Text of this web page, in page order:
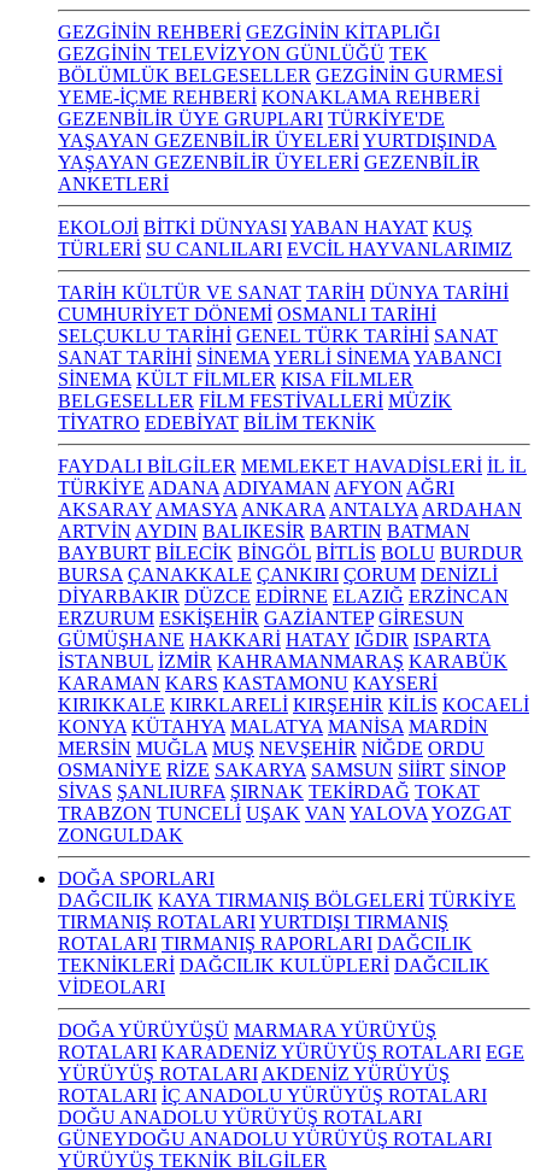
GEZGİNİN REHBERİ GEZGİNİN KİTAPLIĞI
GEZGİNİN TELEVİZYON GÜNLÜĞÜ TEK
BÖLÜMLÜK BELGESELLER GEZGİNİN GURMESİ
YEME-İÇME REHBERİ KONAKLAMA REHBERİ
GEZENBİLİR ÜYE GRUPLARI TÜRKİYE'DE
YAŞAYAN GEZENBİLİR ÜYELERİYURTDIŞINDA
YAŞAYAN GEZENBİLİR ÜYELERİ GEZENBİLİR
ANKETLERİ
EKOLOJİ BİTKİ DÜNYASIYABAN HAYAT KUŞ
TÜRLERİ SU CANLILARI EVCİL HAYVANLARIMIZ
TARİH KÜLTÜR VE SANAT TARİH DÜNYA TARİHİ
CUMHURİYET DÖNEMİ OSMANLI TARİHİ
SELÇUKLU TARİHİ GENEL TÜRK TARİHİ SANAT
SANAT TARİHİ SİNEMA YERLİ SİNEMA YABANCI
SİNEMA KÜLT FİLMLER KISA FİLMLER
BELGESELLER FİLM FESTİVALLERİ MÜZİK
TİYATRO EDEBİYAT BİLİM TEKNİK
FAYDALI BİLGİLER MEMLEKET HAVADİSLERİ İL İL
TÜRKİYE ADANA ADIYAMAN AFYON AĞRI
AKSARAY AMASYA ANKARA ANTALYA ARDAHAN
ARTVİN AYDIN BALIKESİR BARTIN BATMAN
BAYBURT BİLECİK BİNGÖL BİTLİS BOLU BURDUR
BURSA ÇANAKKALE ÇANKIRI ÇORUM DENİZLİ
DİYARBAKIR DÜZCE EDİRNE ELAZIĞ ERZİNCAN
ERZURUM ESKİŞEHİR GAZİANTEP GİRESUN
GÜMÜŞHANE HAKKARİ HATAY IĞDIR ISPARTA
İSTANBUL İZMİR KAHRAMANMARAŞ KARABÜK
KARAMAN KARS KASTAMONU KAYSERİ
KIRIKKALE KIRKLARELİ KIRŞEHİR KİLİS KOCAELİ
KONYA KÜTAHYA MALATYA MANİSA MARDİN
MERSİN MUĞLA MUŞ NEVŞEHİR NİĞDE ORDU
OSMANİYE RİZE SAKARYA SAMSUN SİİRT SİNOP
SİVAS ŞANLIURFA ŞIRNAK TEKİRDAĞ TOKAT
TRABZON TUNCELİ UŞAK VAN YALOVA YOZGAT
ZONGULDAK
DOĞA SPORLARI
DAĞCILIK KAYA TIRMANIŞ BÖLGELERİ TÜRKİYE
TIRMANIŞ ROTALARIYURTDIŞI TIRMANIŞ
ROTALARI TIRMANIŞ RAPORLARI DAĞCILIK
TEKNİKLERİ DAĞCILIK KULÜPLERİ DAĞCILIK
VİDEOLARI
DOĞA YÜRÜYÜŞÜ MARMARA YÜRÜYÜŞ
ROTALARI KARADENİZ YÜRÜYÜŞ ROTALARI EGE
YÜRÜYÜŞ ROTALARI AKDENİZ YÜRÜYÜŞ
ROTALARI İÇ ANADOLU YÜRÜYÜŞ ROTALARI
DOĞU ANADOLU YÜRÜYÜŞ ROTALARI
GÜNEYDOĞU ANADOLU YÜRÜYÜŞ ROTALARI
YÜRÜYÜŞ TEKNİK BİLGİLER